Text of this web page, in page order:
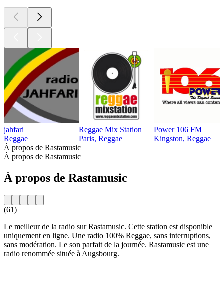
jahfari
Reggae
Reggae Mix Station
Paris, Reggae
Power 106 FM
Kingston, Reggae
À propos de Rastamusic
À propos de Rastamusic
À propos de Rastamusic
(61)
Le meilleur de la radio sur Rastamusic. Cette station est disponible
uniquement en ligne. Une radio 100% Reggae, sans interruptions,
sans modération. Le son parfait de la journée. Rastamusic est une
radio renommée située à Augsbourg.